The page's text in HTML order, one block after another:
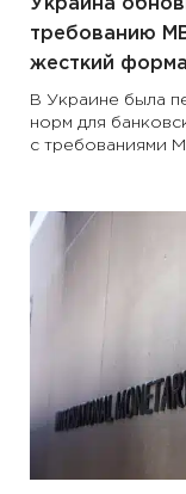
Украина
требованию
жесткий
В Украине была
норм для
с требованиями